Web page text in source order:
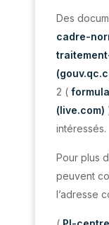
Des
cadre-
2 (
(live.com)
intéressés.
Pour plus
peuvent
l’adresse